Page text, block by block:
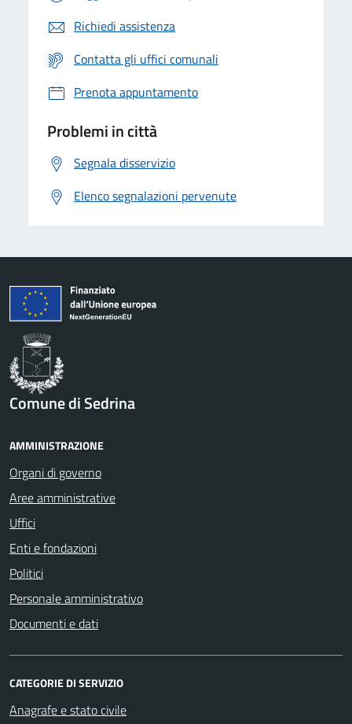
Richiedi assistenza
Contatta gli uffici comunali
Prenota appuntamento
Problemi in città
Segnala disservizio
Elenco segnalazioni pervenute
Comune di Sedrina
AMMINISTRAZIONE
Organi di governo
Aree amministrative
Uffici
Enti e fondazioni
Politici
Personale amministrativo
Documenti e dati
CATEGORIE DI SERVIZIO
Anagrafe e stato civile